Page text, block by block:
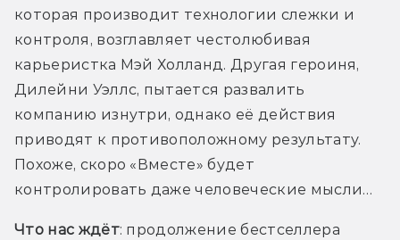
которая производит технологии слежки и
контроля, возглавляет честолюбивая
карьеристка Мэй Холланд. Другая героиня,
Дилейни Уэллс, пытается развалить
компанию изнутри, однако её действия
приводят к противоположному результату.
Похоже, скоро «Вместе» будет
контролировать даже человеческие мысли…
Что нас ждёт: продолжение бестселлера